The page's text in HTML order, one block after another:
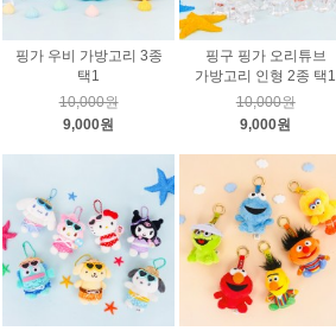
핑가 우비 가방고리 3종
택1
10,000원
9,000원
핑구 핑가 오리튜브
가방고리 인형 2종 택1
10,000원
9,000원